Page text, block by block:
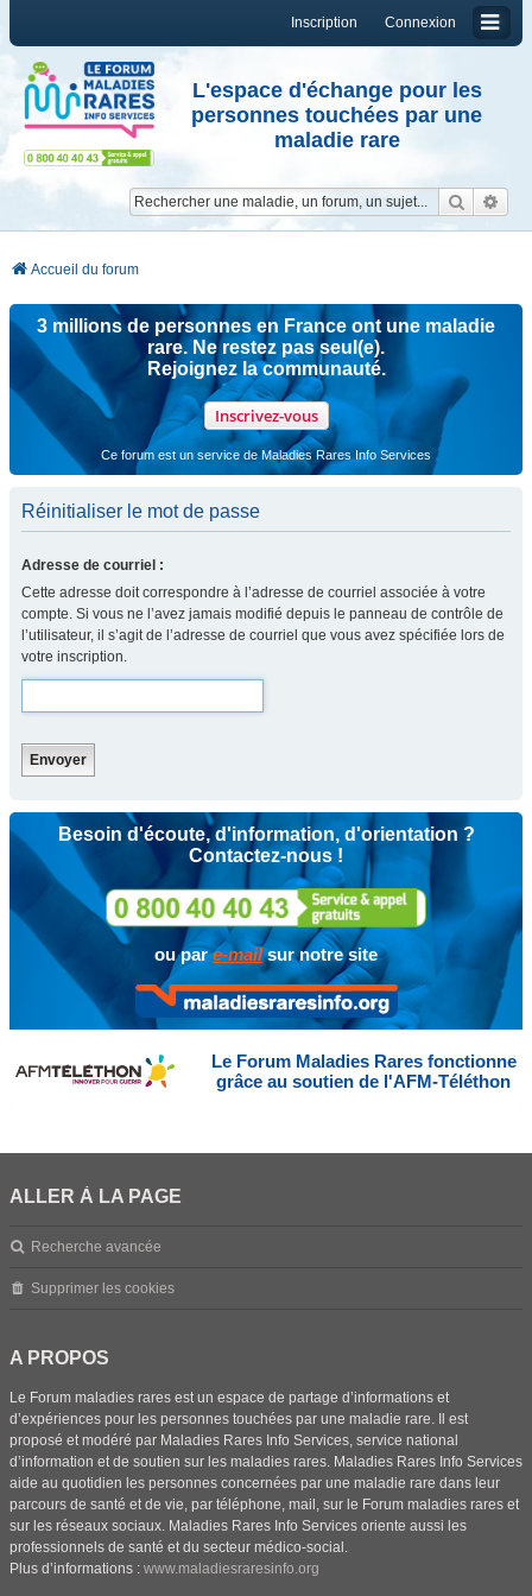
Connexion
Inscription
L'espace d'échange pour les
personnes touchées par une
maladie rare
Accueil du forum
3 millions de personnes en France ont une maladie
rare. Ne restez pas seul(e).
Rejoignez la communauté.
Inscrivez-vous
Ce forum est un service de Maladies Rares Info Services
Réinitialiser le mot de passe
Adresse de courriel :
Cette adresse doit correspondre à l’adresse de courriel associée à votre
compte. Si vous ne l’avez jamais modifié depuis le panneau de contrôle de
l’utilisateur, il s’agit de l’adresse de courriel que vous avez spécifiée lors de
votre inscription.
Besoin d'écoute, d'information, d'orientation ?
Contactez-nous !
ou pare-mailsur notre site
Le Forum Maladies Rares fonctionne
grâce au soutien de l'AFM-Téléthon
ALLER À LA PAGE
Recherche avancée
Supprimer les cookies
A PROPOS
Le Forum maladies rares est un espace de partage d’informations et
d’expériences pour les personnes touchées par une maladie rare. Il est
proposé et modéré par Maladies Rares Info Services, service national
d’information et de soutien sur les maladies rares. Maladies Rares Info Services
aide au quotidien les personnes concernées par une maladie rare dans leur
parcours de santé et de vie, par téléphone, mail, sur le Forum maladies rares et
sur les réseaux sociaux. Maladies Rares Info Services oriente aussi les
professionnels de santé et du secteur médico-social.
Plus d’informations : www.maladiesraresinfo.org